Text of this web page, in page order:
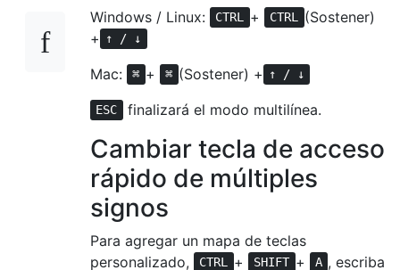
Windows / Linux: CTRL + CTRL (Sostener)
+
↑ / ↓
Mac: ⌘ + ⌘ (Sostener) + ↑ / ↓
ESC finalizará el modo multilínea.
Cambiar tecla de acceso
rápido de múltiples
signos
Para agregar un mapa de teclas
personalizado,
CTRL + SHIFT + A , escriba